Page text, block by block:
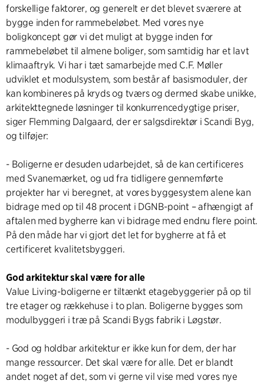
forskellige faktorer, og generelt er det blevet sværere at
bygge inden for rammebeløbet. Med vores nye
boligkoncept gør vi det muligt at bygge inden for
rammebeløbet til almene boliger, som samtidig har et lavt
klimaaftryk. Vi har i tæt samarbejde med C.F. Møller
udviklet et modulsystem, som består af basismoduler, der
kan kombineres på kryds og tværs og dermed skabe unikke,
arkitekttegnede løsninger til konkurrencedygtige priser,
siger Flemming Dalgaard, der er salgsdirektør i Scandi Byg,
og tilføjer:
- Boligerne er desuden udarbejdet, så de kan certificeres
med Svanemærket, og ud fra tidligere gennemførte
projekter har vi beregnet, at vores byggesystem alene kan
bidrage med op til 48 procent i DGNB-point – afhængigt af
aftalen med bygherre kan vi bidrage med endnu flere point.
På den måde har vi gjort det let for bygherre at få et
certificeret kvalitetsbyggeri.
God arkitektur skal være for alle
Value Living-boligerne er tiltænkt etagebyggerier på op til
tre etager og rækkehuse i to plan. Boligerne bygges som
modulbyggeri i træ på Scandi Bygs fabrik i Løgstør.
- God og holdbar arkitektur er ikke kun for dem, der har
mange ressourcer. Det skal være for alle. Det er blandt
andet noget af det, som vi gerne vil vise med vores nye